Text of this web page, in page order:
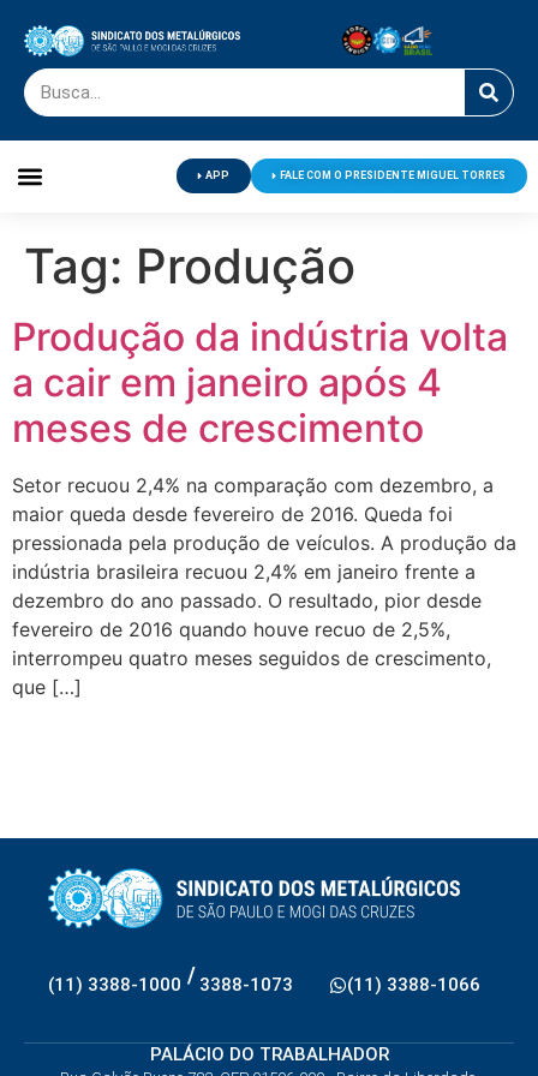
APP FALE COM O PRESIDENTE MIGUEL TORRES
Tag: Produção
Produção da indústria volta
a cair em janeiro após 4
meses de crescimento
Setor recuou 2,4% na comparação com dezembro, a
maior queda desde fevereiro de 2016. Queda foi
pressionada pela produção de veículos. A produção da
indústria brasileira recuou 2,4% em janeiro frente a
dezembro do ano passado. O resultado, pior desde
fevereiro de 2016 quando houve recuo de 2,5%,
interrompeu quatro meses seguidos de crescimento,
que […]
(11) 3388-1000 / 3388-1073 (11) 3388-1066
PALÁCIO DO TRABALHADOR